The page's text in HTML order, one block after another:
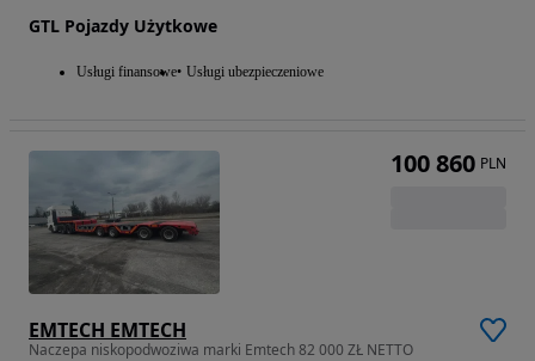
GTL Pojazdy Użytkowe
Usługi finansowe Usługi ubezpieczeniowe
EMTECH EMTECH
Naczepa niskopodwoziwa marki Emtech 82 000 ZŁ NETTO
100 860 PLN